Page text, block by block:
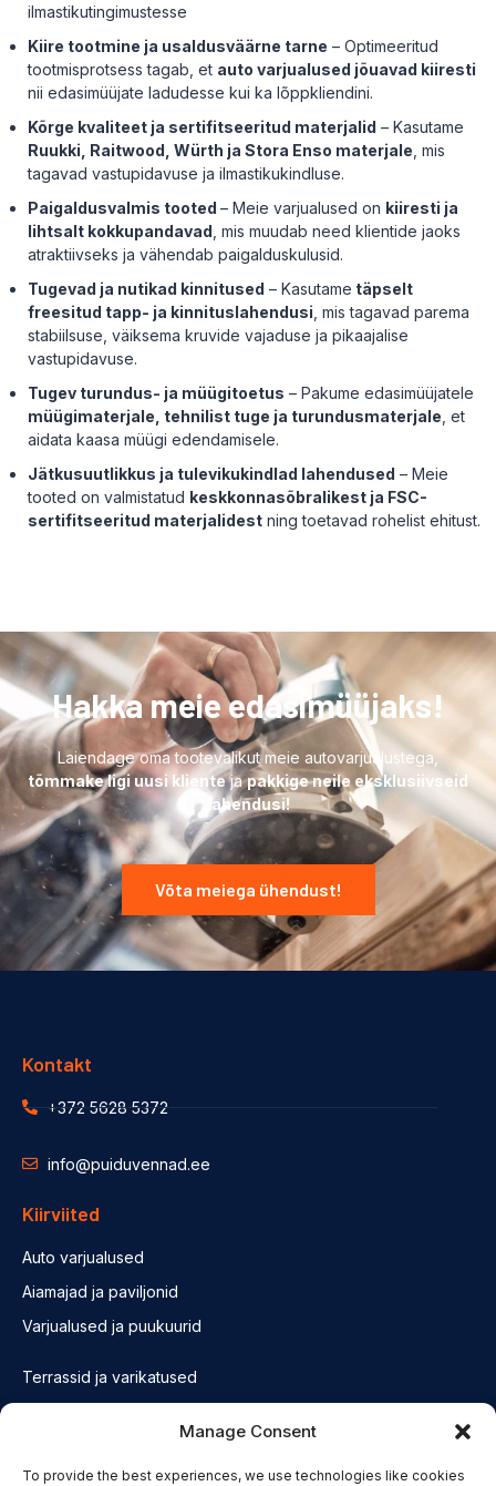
Manage Consent
To provide the best experiences, we use technologies like cookies
ilmastikutingimustesse
Kiire tootmine ja usaldusväärne tarne – Optimeeritud
tootmisprotsess tagab, et auto varjualused jõuavad kiiresti
nii edasimüüjate ladudesse kui ka lõppkliendini.
Kõrge kvaliteet ja sertifitseeritud materjalid – Kasutame
Ruukki, Raitwood, Würth ja Stora Enso materjale , mis
tagavad vastupidavuse ja ilmastikukindluse.
Paigaldusvalmis tooted – Meie varjualused on kiiresti ja
lihtsalt kokkupandavad , mis muudab need klientide jaoks
atraktiivseks ja vähendab paigalduskulusid.
Tugevad ja nutikad kinnitused – Kasutame täpselt
freesitud tapp- ja kinnituslahendusi , mis tagavad parema
stabiilsuse, väiksema kruvide vajaduse ja pikaajalise
vastupidavuse.
Tugev turundus- ja müügitoetus – Pakume edasimüüjatele
müügimaterjale, tehnilist tuge ja turundusmaterjale , et
aidata kaasa müügi edendamisele.
Jätkusuutlikkus ja tulevikukindlad lahendused – Meie
tooted on valmistatud keskkonnasõbralikest ja FSC-
sertifitseeritud materjalidest ning toetavad rohelist ehitust.
Hakka meie edasimüüjaks!
Laiendage oma tootevalikut meie autovarjualustega,
tõmmake ligi uusi klientejapakkige neile eksklusiivseid
lahendusi!
Võta meiega ühendust!
Kontakt
+372 5628 5372
info@puiduvennad.ee
Kiirviited
Auto varjualused
Aiamajad ja paviljonid
Varjualused ja puukuurid
Terrassid ja varikatused